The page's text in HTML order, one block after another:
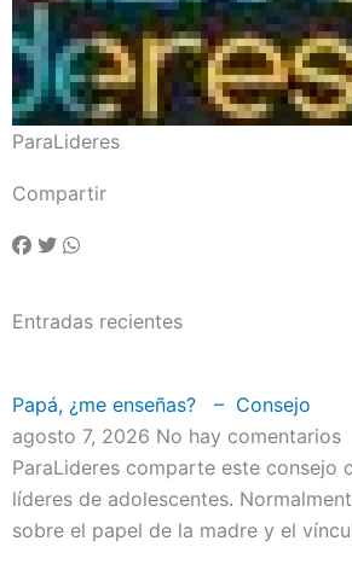
ParaLideres
Compartir
Entradas recientes
Papá, ¿me enseñas? – Consejo
agosto 7, 2026 No hay comentarios
ParaLideres comparte este consejo
líderes de adolescentes.
sobre el papel de la madre y el